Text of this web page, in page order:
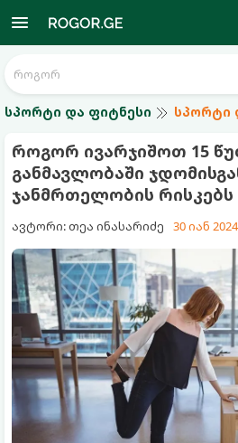
სპორტი და ფიტნესი სპორტი
როგორ ივარჯიშოთ 15
განმავლობაში
ჯანმრთელობის
ავტორი: თეა ინასარიძე 30 იან 2024